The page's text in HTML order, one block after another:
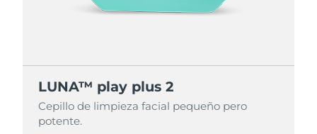
LUNA™ play plus 2
Cepillo de limpieza facial pequeño pero
potente.
LUNA™ play plus 2
Cepillo de limpieza facial pequeño pero
potente.